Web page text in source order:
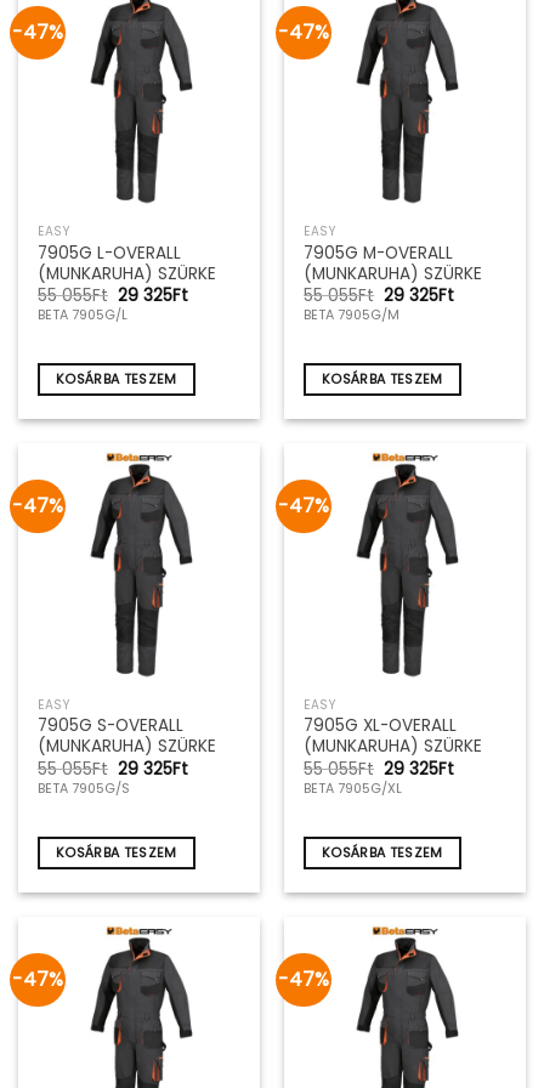
-47%
EASY
7905G L-OVERALL
(MUNKARUHA) SZÜRKE
55 055Ft Original
price
was:
055Ft.
29 325FtCurrent
325Ft.
BETA 7905G/L
KOSÁRBA TESZEM
-47%
EASY
7905G M-OVERALL
(MUNKARUHA) SZÜRKE
55 055Ft Original
price
was:
055Ft.
29 325FtCurrent
325Ft.
BETA 7905G/M
KOSÁRBA TESZEM
-47%
EASY
7905G S-OVERALL
(MUNKARUHA) SZÜRKE
55 055Ft Original
price
was:
055Ft.
29 325FtCurrent
325Ft.
BETA 7905G/S
KOSÁRBA TESZEM
-47%
EASY
7905G XL-OVERALL
(MUNKARUHA) SZÜRKE
55 055Ft Original
price
was:
055Ft.
29 325FtCurrent
325Ft.
BETA 7905G/XL
KOSÁRBA TESZEM
-47% -47%